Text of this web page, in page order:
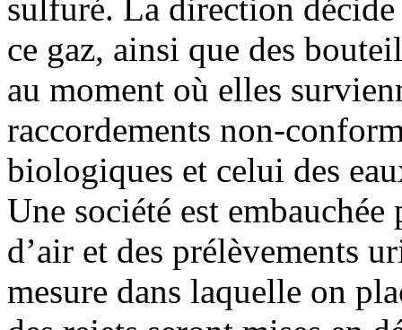
sulfuré. La direction décide
ce gaz, ainsi que des
au moment où elles
raccordements non-
biologiques et celui des
Une société est
d’air et des prélèvements
mesure dans laquelle on